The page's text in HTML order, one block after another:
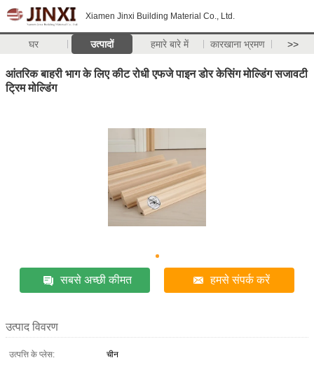
Xiamen Jinxi Building Material Co., Ltd.
घर उत्पादों हमारे बारे में कारखाना भ्रमण >>
आंतरिक बाहरी भाग के लिए कीट रोधी एफजे पाइन डोर केसिंग मोल्डिंग सजावटी
ट्रिम मोल्डिंग
सबसे अच्छी कीमत हमसे संपर्क करें
उत्पाद विवरण
उत्पत्ति के प्लेस:
चीन